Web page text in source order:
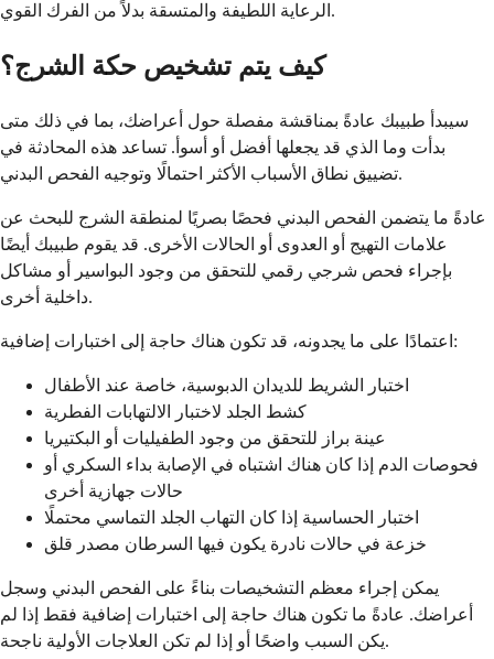
الرعاية اللطيفة والمتسقة بدلاً من الفرك القوي.
كيف يتم تشخيص حكة الشرج؟
سيبدأ طبيبك عادةً بمناقشة مفصلة حول أعراضك، بما في ذلك متى
بدأت وما الذي قد يجعلها أفضل أو أسوأ. تساعد هذه المحادثة في
تضييق نطاق الأسباب الأكثر احتمالًا وتوجيه الفحص البدني.
عادةً ما يتضمن الفحص البدني فحصًا بصريًا لمنطقة الشرج للبحث عن
علامات التهيج أو العدوى أو الحالات الأخرى. قد يقوم طبيبك أيضًا
بإجراء فحص شرجي رقمي للتحقق من وجود البواسير أو مشاكل
داخلية أخرى.
اعتمادًا على ما يجدونه، قد تكون هناك حاجة إلى اختبارات إضافية:
اختبار الشريط للديدان الدبوسية، خاصة عند الأطفال
كشط الجلد لاختبار الالتهابات الفطرية
عينة براز للتحقق من وجود الطفيليات أو البكتيريا
فحوصات الدم إذا كان هناك اشتباه في الإصابة بداء السكري أو
حالات جهازية أخرى
اختبار الحساسية إذا كان التهاب الجلد التماسي محتملًا
خزعة في حالات نادرة يكون فيها السرطان مصدر قلق
يمكن إجراء معظم التشخيصات بناءً على الفحص البدني وسجل
أعراضك. عادةً ما تكون هناك حاجة إلى اختبارات إضافية فقط إذا لم
يكن السبب واضحًا أو إذا لم تكن العلاجات الأولية ناجحة.